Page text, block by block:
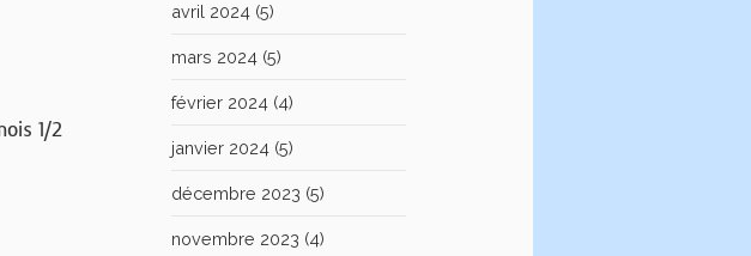
1/2
avril 2024 (5)
mars 2024 (5)
février 2024 (4)
janvier 2024 (5)
décembre 2023 (5)
novembre 2023 (4)